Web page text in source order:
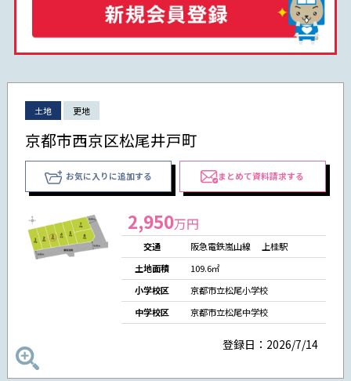
土地 更地
京都市西京区松尾井戸町
お気に入りに追加する まとめて資料請求する
2,950万円
交通
阪急電鉄嵐山線 上桂駅
土地面積
109.6㎡
小学校区
京都市立松尾小学校
中学校区
京都市立松尾中学校
登録日：2026/7/14